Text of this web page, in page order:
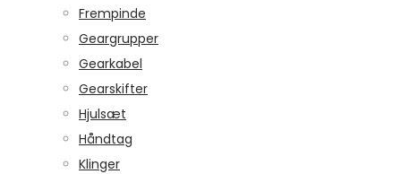
Frempinde
Geargrupper
Gearkabel
Gearskifter
Hjulsæt
Håndtag
Klinger